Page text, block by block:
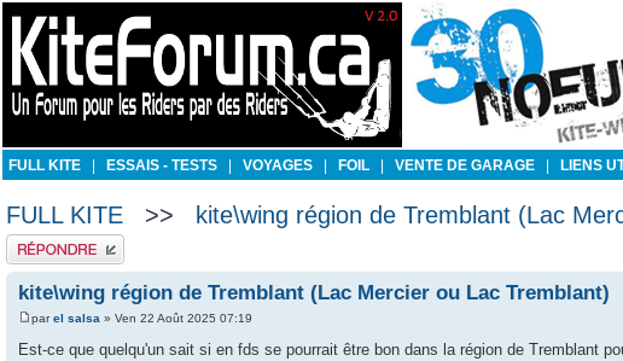
FULL KITE ESSAIS - TESTS VOYAGES FOIL VENTE DE GARAGE LIENS
FULL KITE >> kite\wing région de Tremblant (Lac
Publier une réponse
kite\wing région de Tremblant (Lac Mercier ou Lac Tremblant)
parel salsa » Ven 22 Août 2025 07:19
Est-ce que quelqu'un sait si en fds se pourrait être bon dans la région de Tremblant